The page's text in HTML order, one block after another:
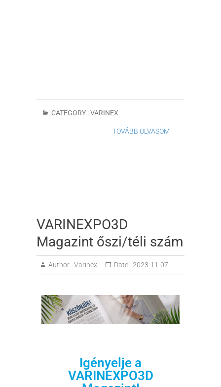
CATEGORY :VARINEX
TOVÁBB OLVASOM
VARINEXPO3D
Magazint őszi/téli szám
Author : Varinex Date : 2023-11-07
Igényelje a
VARINEXPO3D